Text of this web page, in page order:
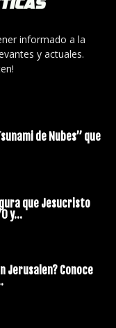
informado a la
y actuales.
de Nubes” que
que Jesucristo
y...
Jerusalen? Conoce